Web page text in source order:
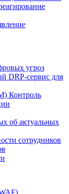
угроз
DRP-сервис для
Контроль
об актуальных
сотрудников